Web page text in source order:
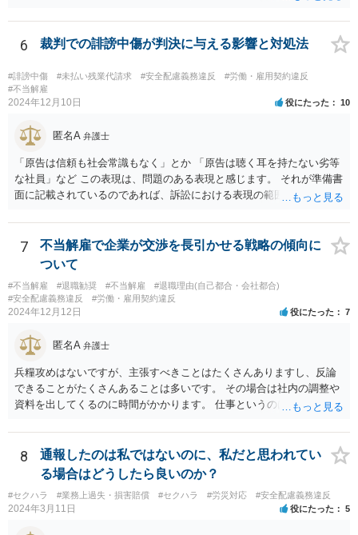
6 裁判での誹謗中傷が判決に与える影響と対処法
#誹謗中傷 #未払い残業代請求 #安全配慮義務違反
#労働・雇用契約違反
#不当解雇
2024年12月10日 役にたった 10
匿名A 弁護士
「原告は信頼も社会常識もなく」とか 「原告は聴く耳を持たない劣等
な社員」など この表現は、問題のある表現と感じます。 それが準備書
面に記載されているのであれば、訴訟における表現の範囲を超えてい
7
不当解雇で企業が交渉を長引かせる戦略の傾向に
ついて
#不当解雇 #退職勧奨 #不当解雇
#退職理由(自己都合・会社都合)
#安全配慮義務違反
#労働・雇用契約違反
2024年12月12日 役にたった 7
匿名A 弁護士
兵糧攻めはないですが、主張すべきことはたくさんありますし、反論
できることがたくさんあることは多いです。 その場合は社内の調整や
資料を出してくるのに時間がかかります。 仕事というのは平日の多く
をもっていますので。
8
通報したのは私ではないのに、私だと思われてい
る場合はどうしたら良いのか？
#セクハラ #業務上過失・損害賠償 #セクハラ #労災対応 #安全配慮義務違反
2024年3月11日 役にたった 5